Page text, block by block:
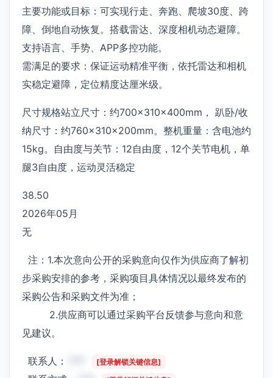
主要功能或目标：可实现行走、奔跑、爬坡30度、跨
障、倒地自动恢复。搭载雷达、深度相机动态避障。
支持语言、手势、APP多控功能。
需满足的要求：保证运动精准平衡，依托雷达和相机
实稳定避障，定位精度达厘米级。
尺寸规格站立尺寸：约700×310×400mm， 趴卧/收
纳尺寸：约760×310×200mm。整机重量：含电池约
15kg。自由度与关节：12自由度，12个关节电机，单
腿3自由度，运动灵活稳定
38.50
2026年05月
无
注：1.本次意向公开的采购意向仅作为供应商了解初
步采购安排的参考，采购项目具体情况以最终发布的
采购公告和采购文件为准；
2.供应商可以通过采购平台反馈参与意向和意
见建议。
联系人： [登录解锁关键信息]